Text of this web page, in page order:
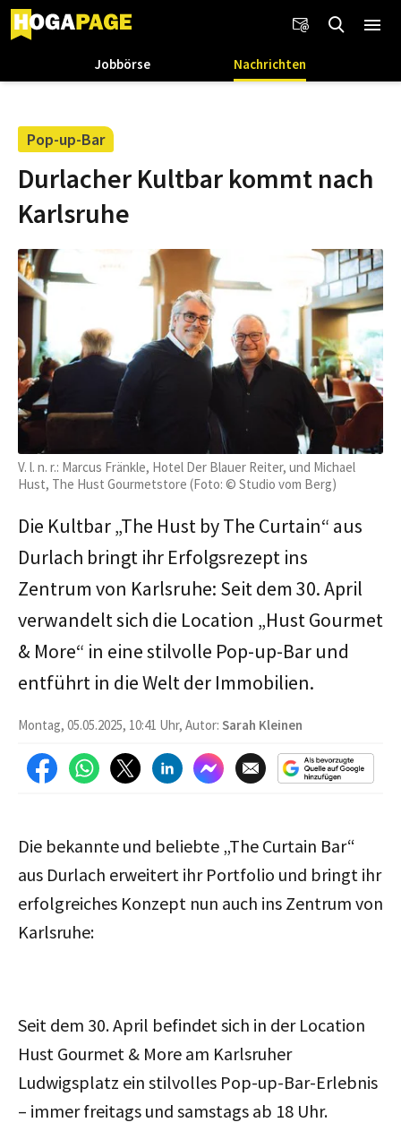
Jobbörse Nachrichten
Pop-up-Bar
Durlacher Kultbar kommt nach
Karlsruhe
V. l. n. r.: Marcus Fränkle, Hotel Der Blauer Reiter, und Michael
Hust, The Hust Gourmetstore (Foto: © Studio vom Berg)
Die Kultbar „The Hust by The Curtain“ aus
Durlach bringt ihr Erfolgsrezept ins
Zentrum von Karlsruhe: Seit dem 30. April
verwandelt sich die Location „Hust Gourmet
& More“ in eine stilvolle Pop-up-Bar und
entführt in die Welt der Immobilien.
Montag, 05.05.2025, 10:41 Uhr, Autor: Sarah Kleinen
Die bekannte und beliebte „The Curtain Bar“
aus Durlach erweitert ihr Portfolio und bringt ihr
erfolgreiches Konzept nun auch ins Zentrum von
Karlsruhe:
Seit dem 30. April befindet sich in der Location
Hust Gourmet & More am Karlsruher
Ludwigsplatz ein stilvolles Pop-up-Bar-Erlebnis
– immer freitags und samstags ab 18 Uhr.